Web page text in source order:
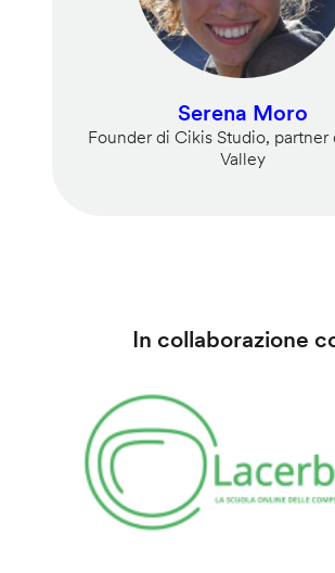
Serena Moro
Founder di Cikis Studio, partner
Valley
In collaborazione